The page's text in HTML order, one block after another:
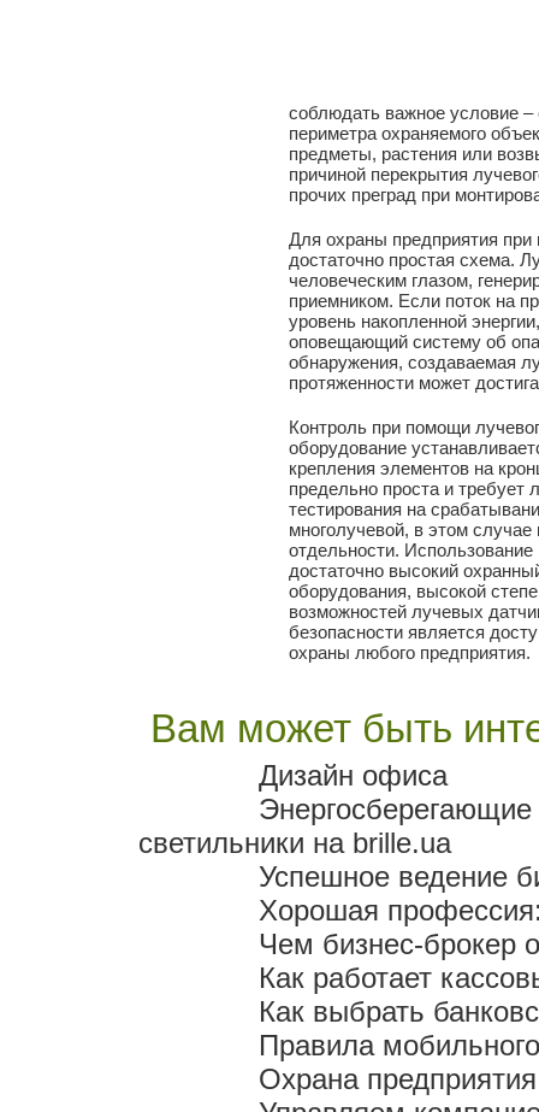
соблюдать важное условие –
периметра охраняемого
предметы, растения или
причиной перекрытия
прочих преград при
Для охраны предприятия
достаточно простая схема.
человеческим глазом,
приемником. Если поток на
уровень накопленной
оповещающий систему об
обнаружения, создаваемая
протяженности может
Контроль при помощи
оборудование
крепления элементов на
предельно проста и требует
тестирования на
многолучевой, в этом случае
отдельности. Использование
достаточно высокий
оборудования, высокой
возможностей лучевых
безопасности является
охраны любого предприятия.
Вам может быть
Дизайн офиса
светильники на brille.ua
Успешное ведение
Хорошая
Чем бизнес-брокер
Как работает
Как выбрать
Правила
Охрана предприятия